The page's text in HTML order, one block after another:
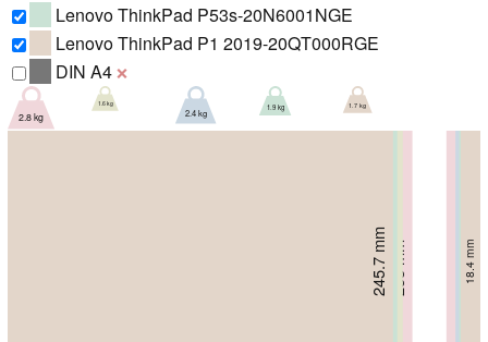
Lenovo ThinkPad P53s-20N6001NGE
Lenovo ThinkPad P1 2019-20QT000RGE
DIN A4 ❌
258 mm 31.9 mm
2.8 kg
251 mm 19 mm
1.6 kg
254 mm 23.4 mm
2.4 kg
248 mm 19.95 mm
1.9 kg
245.7 mm 18.4 mm
1.7 kg